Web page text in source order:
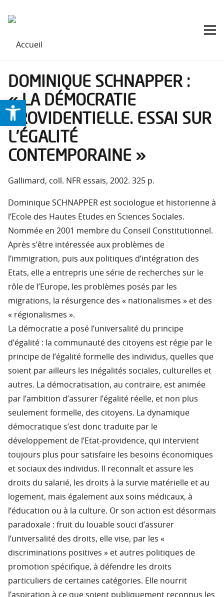
DOMINIQUE SCHNAPPER :
« LA DÉMOCRATIE
PROVIDENTIELLE. ESSAI SUR
L’ÉGALITÉ
CONTEMPORAINE »
Gallimard, coll. NFR essais, 2002. 325 p.
Dominique SCHNAPPER est sociologue et historienne à
l’Ecole des Hautes Etudes en Sciences Sociales.
Nommée en 2001 membre du Conseil Constitutionnel.
Après s’être intéressée aux problèmes de
l’immigration, puis aux politiques d’intégration des
Etats, elle a entrepris une série de recherches sur le
rôle de l’Europe, les problèmes posés par les
migrations, la résurgence des « nationalismes » et des
« régionalismes ».
La démocratie a posé l’universalité du principe
d’égalité : la communauté des citoyens est régie par le
principe de l’égalité formelle des individus, quelles que
soient par ailleurs les inégalités sociales, culturelles et
autres. La démocratisation, au contraire, est animée
par l’ambition d’assurer l’égalité réelle, et non plus
seulement formelle, des citoyens. La dynamique
démocratique s’est donc traduite par le
développement de l’Etat-providence, qui intervient
toujours plus pour satisfaire les besoins économiques
et sociaux des individus. Il reconnaît et assure les
droits du salarié, les droits à la survie matérielle et au
logement, mais également aux soins médicaux, à
l’éducation ou à la culture. Or son action est désormais
paradoxale : fruit du louable souci d’assurer
l’universalité des droits, elle vise, par les «
discriminations positives » et autres politiques de
promotion spécifique, à défendre les droits
particuliers de certaines catégories. Elle nourrit
l’aspiration à ce que soient publiquement reconnus les
Ouvrir la barre d’outils